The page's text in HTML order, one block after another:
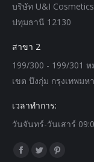
บริษัท U&I
ปทุมธานี 12130
สาขา 2
199/300 - 199/301
เขต บึงกุ่ม กรุงเทพมห
เวลาทำการ:
วันจันทร์-วันเสาร์
Find us on:
Facebook
TwitterPinterest